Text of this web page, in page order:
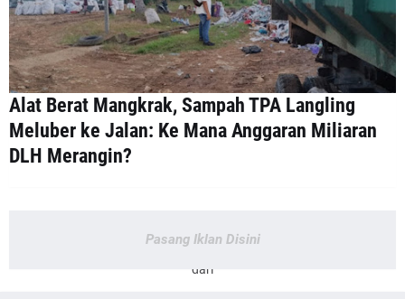
Alat Berat Mangkrak, Sampah TPA Langling
Meluber ke Jalan: Ke Mana Anggaran Miliaran
DLH Merangin?
Pasang Iklan Disini
dari